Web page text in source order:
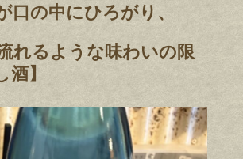
口の中にひろがり、
れるような味わいの限
】